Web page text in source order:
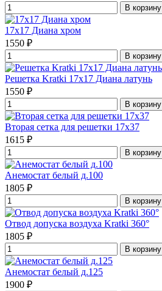
В корзину
17х17 Диана хром
1550 ₽
В корзину
Решетка Kratki 17х17 Диана латунь
1550 ₽
В корзину
Вторая сетка для решетки 17х37
1615 ₽
В корзину
Анемостат белый д.100
1805 ₽
В корзину
Отвод допуска воздуха Kratki 360°
1805 ₽
В корзину
Анемостат белый д.125
1900 ₽